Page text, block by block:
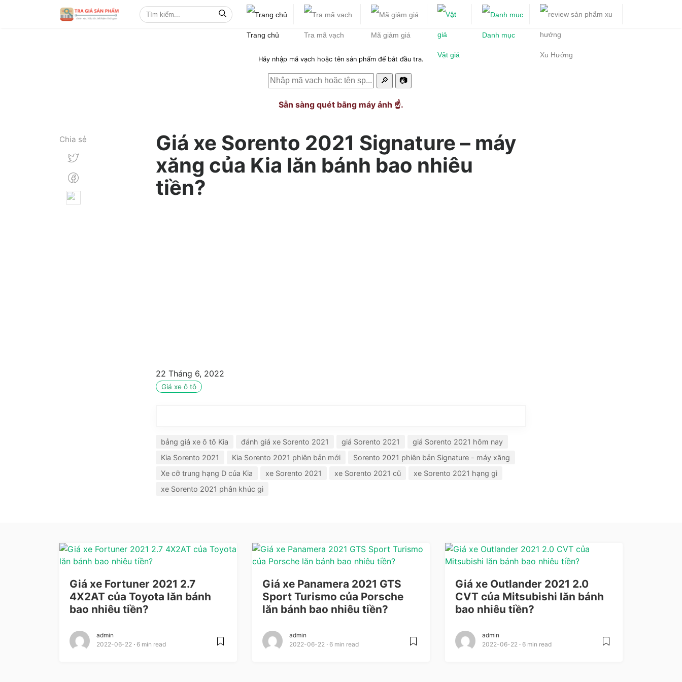
Trang chủ Tra mã vạch Mã giảm giá
Vật giá
Danh mục
Xu Hướng
Hãy nhập mã vạch hoặc tên sản phẩm để bắt đầu tra.
🔎 📷
Sẵn sàng quét bằng máy ảnh ☝️.
Chia sẻ
Giá xe Sorento 2021 Signature – máy
xăng của Kia lăn bánh bao nhiêu
tiền?
22 Tháng 6, 2022
Giá xe ô tô
bảng giá xe ô tô Kia đánh giá xe Sorento 2021 giá Sorento 2021
giá Sorento 2021 hôm nay
Kia Sorento 2021
Kia Sorento 2021 phiên bản mới
Sorento 2021 phiên bản Signature - máy xăng
Xe cỡ trung hạng D của Kia
xe Sorento 2021 xe Sorento 2021 cũ
xe Sorento 2021 hạng gì
xe Sorento 2021 phân khúc gì
Giá xe Fortuner 2021 2.7
4X2AT của Toyota lăn bánh
bao nhiêu tiền?
admin
2022-06-22
6 min read
Giá xe Panamera 2021 GTS
Sport Turismo của Porsche
lăn bánh bao nhiêu tiền?
admin
2022-06-22
6 min read
Giá xe Outlander 2021 2.0
CVT của Mitsubishi lăn bánh
bao nhiêu tiền?
admin
2022-06-22
6 min read